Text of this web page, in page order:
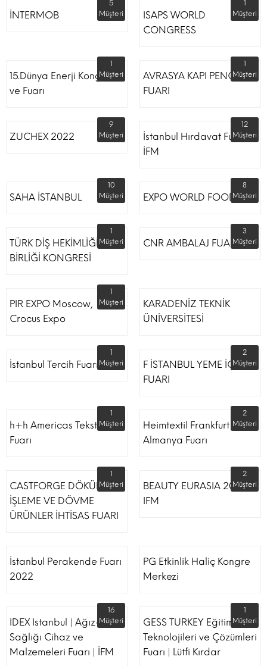
İNTERMOB
5
Müşteri
ISAPS WORLD
CONGRESS
1
Müşteri
15.Dünya Enerji Kongresi
ve Fuarı
1
Müşteri
AVRASYA KAPI PENCERE
FUARI
1
Müşteri
ZUCHEX 2022
9
Müşteri
İstanbul Hırdavat Fuarı
İFM
12
Müşteri
SAHA İSTANBUL
10
Müşteri
EXPO WORLD FOOD
8
Müşteri
TÜRK DİŞ HEKİMLİĞİ
BİRLİĞİ KONGRESİ
1
Müşteri
CNR AMBALAJ FUARI
3
Müşteri
PIR EXPO Moscow,
Crocus Expo
1
Müşteri
KARADENİZ TEKNİK
ÜNİVERSİTESİ
İstanbul Tercih Fuarı
1
Müşteri
F İSTANBUL YEME İÇME
FUARI
2
Müşteri
h+h Americas Tekstil
Fuarı
1
Müşteri
Heimtextil Frankfurt
Almanya Fuarı
2
Müşteri
CASTFORGE DÖKÜM,
İŞLEME VE DÖVME
ÜRÜNLER İHTİSAS FUARI
1
Müşteri
BEAUTY EURASIA 2022
IFM
2
Müşteri
İstanbul Perakende Fuarı
2022
PG Etkinlik Haliç Kongre
Merkezi
IDEX Istanbul | Ağız-Diş
Sağlığı Cihaz ve
Malzemeleri Fuarı | İFM
16
Müşteri
GESS TURKEY Eğitim
Teknolojileri ve Çözümleri
Fuarı | Lütfi Kırdar
1
Müşteri